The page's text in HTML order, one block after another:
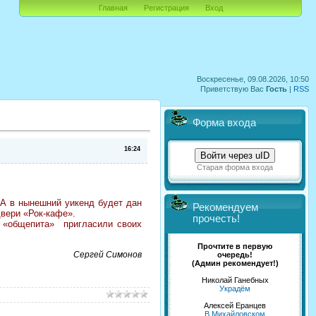
Воскресенье, 09.08.2026, 10:50
Приветствую Вас Гость | RSS
Главная Регистрация Вход
16:24
в нынешний уикенд будет дан
«Рок-кафе».
пригласили своих
Сергей Симонов
Форма входа
Войти через uID
Старая форма входа
Рекомендуем
прочесть!
Прочтите в первую
очередь!
(Админ рекомендует!)
Николай Ганебных
Украдём
Алексей Еранцев
В Михайловском